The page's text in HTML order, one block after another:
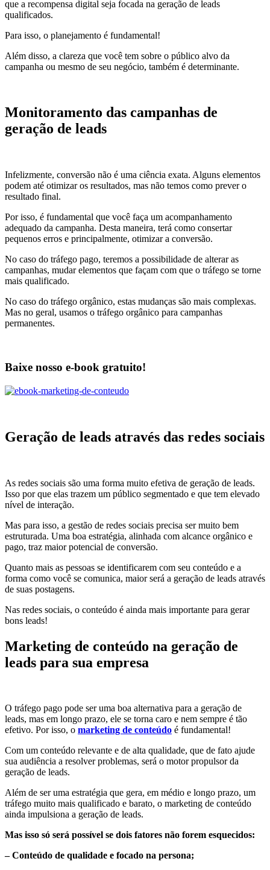
que a recompensa digital seja focada na geração de leads
qualificados.
Para isso, o planejamento é fundamental!
Além disso, a clareza que você tem sobre o público alvo da
campanha ou mesmo de seu negócio, também é determinante.
Monitoramento das campanhas de
geração de leads
Infelizmente, conversão não é uma ciência exata. Alguns elementos
podem até otimizar os resultados, mas não temos como prever o
resultado final.
Por isso, é fundamental que você faça um acompanhamento
adequado da campanha. Desta maneira, terá como consertar
pequenos erros e principalmente, otimizar a conversão.
No caso do tráfego pago, teremos a possibilidade de alterar as
campanhas, mudar elementos que façam com que o tráfego se torne
mais qualificado.
No caso do tráfego orgânico, estas mudanças são mais complexas.
Mas no geral, usamos o tráfego orgânico para campanhas
permanentes.
Baixe nosso e-book gratuito!
Geração de leads através das redes sociais
As redes sociais são uma forma muito efetiva de geração de leads.
Isso por que elas trazem um público segmentado e que tem elevado
nível de interação.
Mas para isso, a gestão de redes sociais precisa ser muito bem
estruturada. Uma boa estratégia, alinhada com alcance orgânico e
pago, traz maior potencial de conversão.
Quanto mais as pessoas se identificarem com seu conteúdo e a
forma como você se comunica, maior será a geração de leads através
de suas postagens.
Nas redes sociais, o conteúdo é ainda mais importante para gerar
bons leads!
Marketing de conteúdo na geração de
leads para sua empresa
O tráfego pago pode ser uma boa alternativa para a geração de
leads, mas em longo prazo, ele se torna caro e nem sempre é tão
efetivo. Por isso, o marketing de conteúdo é fundamental!
Com um conteúdo relevante e de alta qualidade, que de fato ajude
sua audiência a resolver problemas, será o motor propulsor da
geração de leads.
Além de ser uma estratégia que gera, em médio e longo prazo, um
tráfego muito mais qualificado e barato, o marketing de conteúdo
ainda impulsiona a geração de leads.
Mas isso só será possível se dois fatores não forem esquecidos:
– Conteúdo de qualidade e focado na persona;